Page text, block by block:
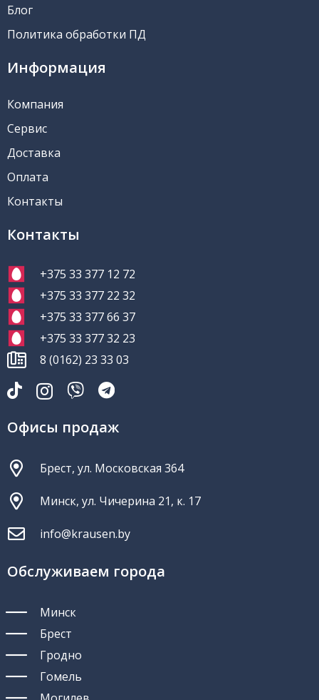
Блог
Политика обработки ПД
Информация
Компания
Сервис
Доставка
Оплата
Контакты
Контакты
+375 33 377 12 72
+375 33 377 22 32
+375 33 377 66 37
+375 33 377 32 23
8 (0162) 23 33 03
Офисы продаж
Брест, ул. Московская 364
Минск, ул. Чичерина 21, к. 17
info@krausen.by
Обслуживаем города
Минск
Брест
Гродно
Гомель